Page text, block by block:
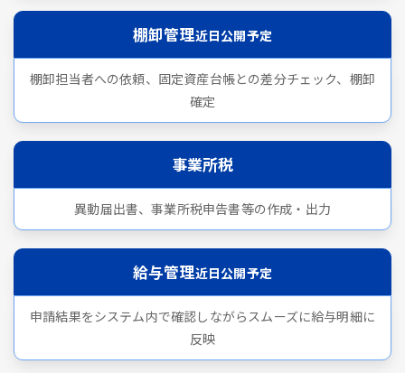
棚卸管理近日公開予定
棚卸担当者への依頼、固定資産台帳との差分チェック、棚卸
確定
事業所税
異動届出書、事業所税申告書等の作成・出力
給与管理近日公開予定
申請結果をシステム内で確認しながらスムーズに給与明細に
反映